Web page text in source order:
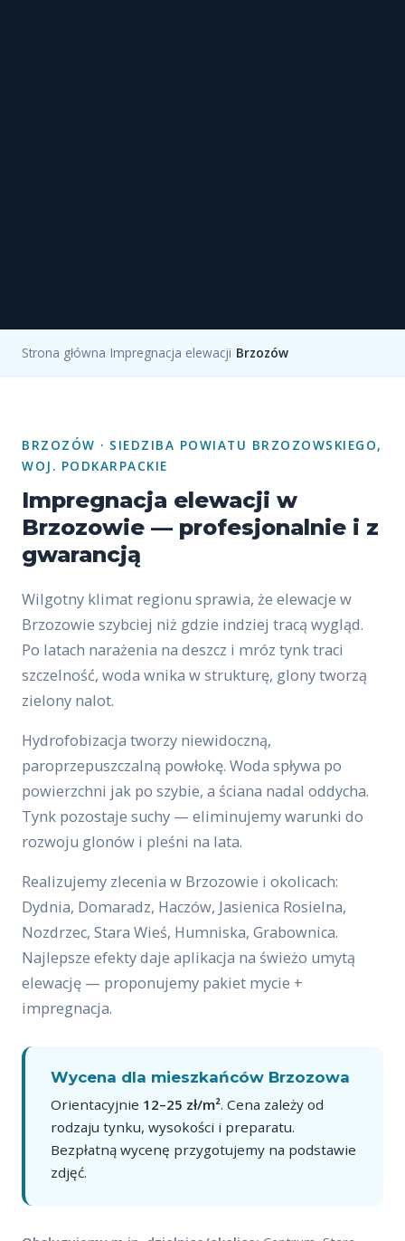
Strona główna Impregnacja elewacji Brzozów
BRZOZÓW · SIEDZIBA POWIATU BRZOZOWSKIEGO,
WOJ. PODKARPACKIE
Impregnacja elewacji w
Brzozowie — profesjonalnie i z
gwarancją
Wilgotny klimat regionu sprawia, że elewacje w
Brzozowie szybciej niż gdzie indziej tracą wygląd.
Po latach narażenia na deszcz i mróz tynk traci
szczelność, woda wnika w strukturę, glony tworzą
zielony nalot.
Hydrofobizacja tworzy niewidoczną,
paroprzepuszczalną powłokę. Woda spływa po
powierzchni jak po szybie, a ściana nadal oddycha.
Tynk pozostaje suchy — eliminujemy warunki do
rozwoju glonów i pleśni na lata.
Realizujemy zlecenia w Brzozowie i okolicach:
Dydnia, Domaradz, Haczów, Jasienica Rosielna,
Nozdrzec, Stara Wieś, Humniska, Grabownica.
Najlepsze efekty daje aplikacja na świeżo umytą
elewację — proponujemy pakiet mycie +
impregnacja.
Wycena dla mieszkańców Brzozowa
Orientacyjnie 12–25 zł/m². Cena zależy od
rodzaju tynku, wysokości i preparatu.
Bezpłatną wycenę przygotujemy na podstawie
zdjęć.